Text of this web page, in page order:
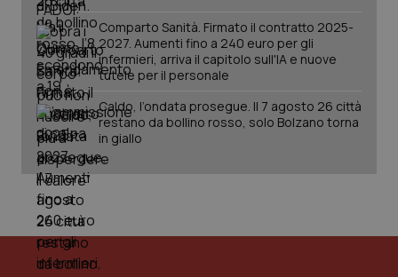
Comparto Sanità. Firmato il contratto 2025-
2027. Aumenti fino a 240 euro per gli
infermieri, arriva il capitolo sull'IA e nuove
tutele per il personale
Caldo, l’ondata prosegue. Il 7 agosto 26 città
restano da bollino rosso, solo Bolzano torna
in giallo